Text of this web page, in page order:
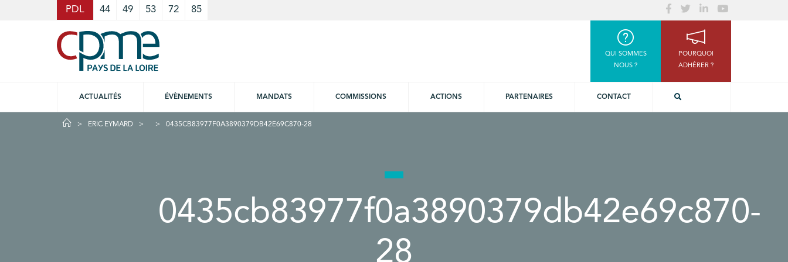
PDL 44 49 53 72 85
QUI SOMMES
NOUS ?
POURQUOI
ADHÉRER ?
ACTUALITÉS ÉVÈNEMENTS MANDATS COMMISSIONS ACTIONS PARTENAIRES CONTACT
ERIC EYMARD 0435CB83977F0A3890379DB42E69C870-28
0435cb83977f0a3890379db42e69c870-
28
Cookies management panel